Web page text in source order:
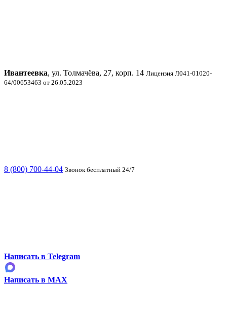
Ивантеевка, ул. Толмачёва, 27, корп. 14 Лицензия Л041-01020-
64/00653463 от 26.05.2023
8 (800) 700-44-04 Звонок бесплатный 24/7
Написать в Telegram
Написать в MAX